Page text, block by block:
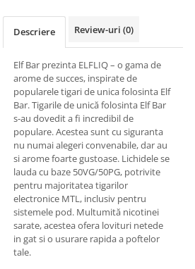
Descriere Review-uri (0)
Elf Bar prezinta ELFLIQ – o gama de
arome de succes, inspirate de
popularele tigari de unica folosinta Elf
Bar. Tigarile de unică folosinta Elf Bar
s-au dovedit a fi incredibil de
populare. Acestea sunt cu siguranta
nu numai alegeri convenabile, dar au
si arome foarte gustoase. Lichidele se
lauda cu baze 50VG/50PG, potrivite
pentru majoritatea tigarilor
electronice MTL, inclusiv pentru
sistemele pod. Multumită nicotinei
sarate, acestea ofera lovituri netede
in gat si o usurare rapida a poftelor
tale.